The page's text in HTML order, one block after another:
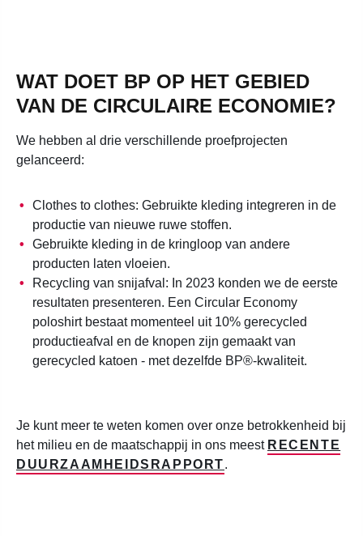
WAT DOET BP OP HET GEBIED
VAN DE CIRCULAIRE ECONOMIE?
We hebben al drie verschillende proefprojecten
gelanceerd:
Clothes to clothes: Gebruikte kleding integreren in de
productie van nieuwe ruwe stoffen.
Gebruikte kleding in de kringloop van andere
producten laten vloeien.
Recycling van snijafval: In 2023 konden we de eerste
resultaten presenteren. Een Circular Economy
poloshirt bestaat momenteel uit 10% gerecycled
productieafval en de knopen zijn gemaakt van
gerecycled katoen - met dezelfde BP®-kwaliteit.
Je kunt meer te weten komen over onze betrokkenheid bij
het milieu en de maatschappij in ons meest RECENTE
DUURZAAMHEIDSRAPPORT.